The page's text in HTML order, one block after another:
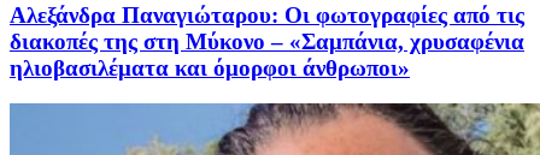
Αλεξάνδρα Παναγιώταρου: Οι φωτογραφίες από τις
διακοπές της στη Μύκονο – «Σαμπάνια, χρυσαφένια
ηλιοβασιλέματα και όμορφοι άνθρωποι»